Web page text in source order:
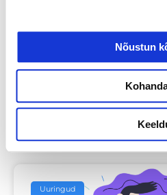
Nõustun
EELMINE
Loe
Uuringud